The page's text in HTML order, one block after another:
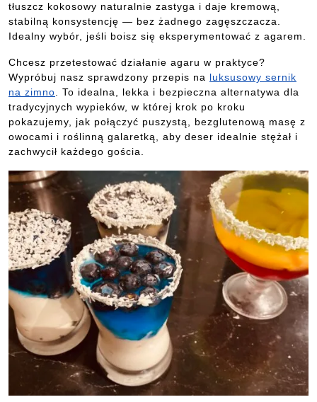
tłuszcz kokosowy naturalnie zastyga i daje kremową,
stabilną konsystencję — bez żadnego zagęszczacza.
Idealny wybór, jeśli boisz się eksperymentować z agarem.
Chcesz przetestować działanie agaru w praktyce?
Wypróbuj nasz sprawdzony przepis na luksusowy sernik
na zimno . To idealna, lekka i bezpieczna alternatywa dla
tradycyjnych wypieków, w której krok po kroku
pokazujemy, jak połączyć puszystą, bezglutenową masę z
owocami i roślinną galaretką, aby deser idealnie stężał i
zachwycił każdego gościa.